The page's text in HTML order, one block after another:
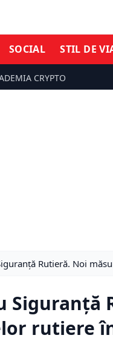
SOCIAL STIL DE
CRYPTO
Rutieră. Noi
Siguranță
rutiere